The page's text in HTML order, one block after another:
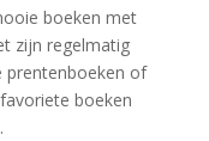
boeken met
zijn regelmatig
prentenboeken of
boeken